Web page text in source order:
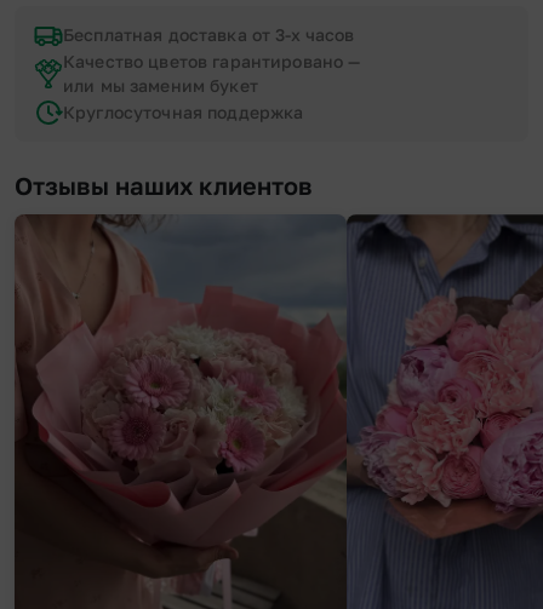
Бесплатная доставка от 3-х часов
Качество цветов гарантировано —
или мы заменим букет
Круглосуточная поддержка
Отзывы наших клиентов